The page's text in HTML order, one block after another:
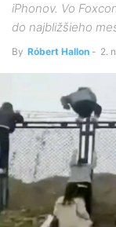
iPhonov. Vo
do najbližšieho
By Róbert Hallon - 2.